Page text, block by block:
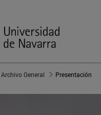
Archivo General Presentación